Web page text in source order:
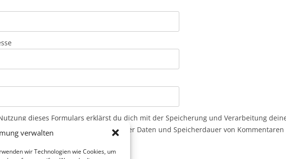
verwalten
wir Technologien wie Cookies, um
dieses Formulars erklärst du dich mit der Speicherung und Verarbeitung
Genaue Informationen zur Art der Daten und Speicherdauer von